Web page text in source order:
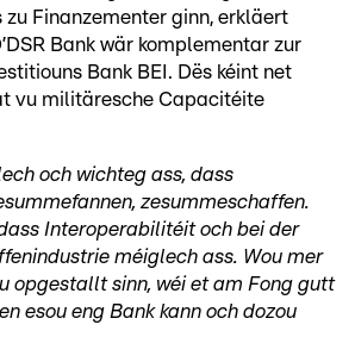
zu Finanzementer ginn, erkläert
Bank wär komplementar zur
Bank BEI. Dës kéint net
vu militäresche Capacitéite
och wichteg ass, dass
zesummeschaffen.
Interoperabilitéit och bei der
méiglech ass. Wou mer
opgestallt sinn, wéi et am Fong gutt
esou eng Bank kann och dozou